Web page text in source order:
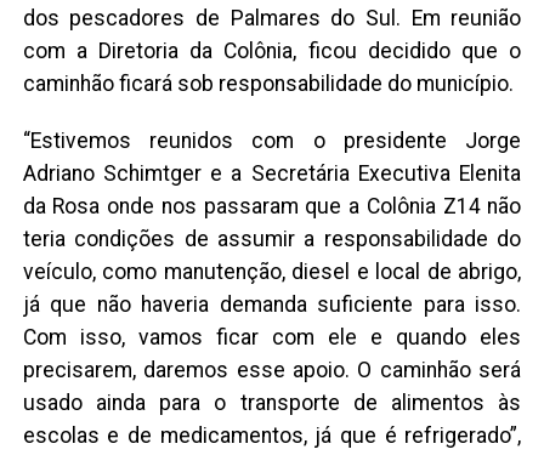
dos pescadores de Palmares do Sul. Em reunião
com a Diretoria da Colônia, ficou decidido que o
caminhão ficará sob responsabilidade do município.
“Estivemos reunidos com o presidente Jorge
Adriano Schimtger e a Secretária Executiva Elenita
da Rosa onde nos passaram que a Colônia Z14 não
teria condições de assumir a responsabilidade do
veículo, como manutenção, diesel e local de abrigo,
já que não haveria demanda suficiente para isso.
Com isso, vamos ficar com ele e quando eles
precisarem, daremos esse apoio. O caminhão será
usado ainda para o transporte de alimentos às
escolas e de medicamentos, já que é refrigerado”,